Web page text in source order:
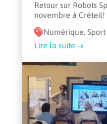
Retour sur Robots
novembre à Créteil!
Numérique, Sport
Lire la suite